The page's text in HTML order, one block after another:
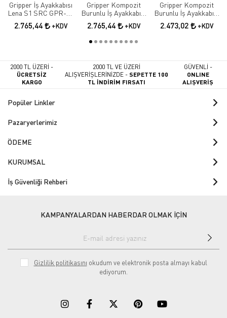
Gripper İş Ayakkabısı
Lena S1 SRC GPR-70
Elektrikçi Ayakkabısı
2.765,44 +KDV
Gripper Kompozit
Burunlu İş Ayakkabısı
Lena S1 SRC GPR-71
2.765,44 +KDV
Gripper Kompozit
Burunlu İş Ayakkabısı
Lena S1 SRC GPR-70
2.473,02 +KDV
2000 TL ÜZERİ -
ÜCRETSİZ
KARGO
2000 TL VE ÜZERİ
ALIŞVERİŞLERİNİZDE -SEPETTE 100
TL İNDİRİM FIRSATI
GÜVENLİ -
ONLINE
ALIŞVERİŞ
Popüler Linkler
Pazaryerlerimiz
ÖDEME
KURUMSAL
İş Güvenliği Rehberi
KAMPANYALARDAN HABERDAR OLMAK İÇİN
Gizlilik politikasını okudum ve elektronik posta almayı kabul
ediyorum.